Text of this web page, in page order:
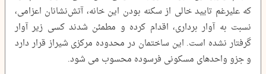
که علیرغم تایید خالی از سکنه بودن این خانه، آتش‌نشانان اعزامی،
نسبت به آوار برداری، اقدام کرده و مطمئن شدند کسی زیر آوار
گرفتار نشده است. این ساختمان در محدوده مرکزی شیراز قرار دارد
و جزو واحدهای مسکونی فرسوده محسوب می شود.